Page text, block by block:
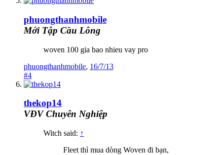
phuongthanhmobile
Mới Tập Cầu Lông
woven 100 gia bao nhieu vay pro
phuongthanhmobile, 16/7/13
#4
thekop14
VĐV Chuyên Nghiệp
Witch said: ↑
Fleet thì mua dòng Woven đi bạn,